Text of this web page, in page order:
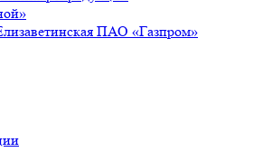
ПАО «Газпром»